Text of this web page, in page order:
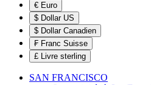
€ Euro
$ Dollar US
$ Dollar Canadien
₣ Franc Suisse
£ Livre sterling
SAN FRANCISCO